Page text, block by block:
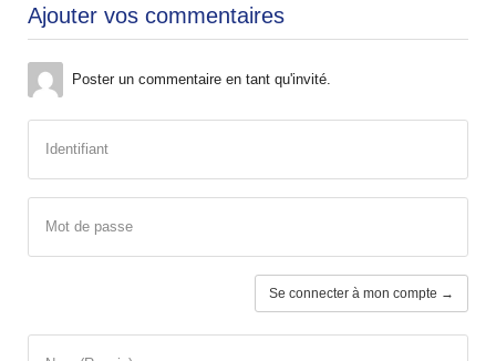
Ajouter vos commentaires
Poster un commentaire en tant qu'invité.
Identifiant
Mot de passe
Se connecter à mon compte →